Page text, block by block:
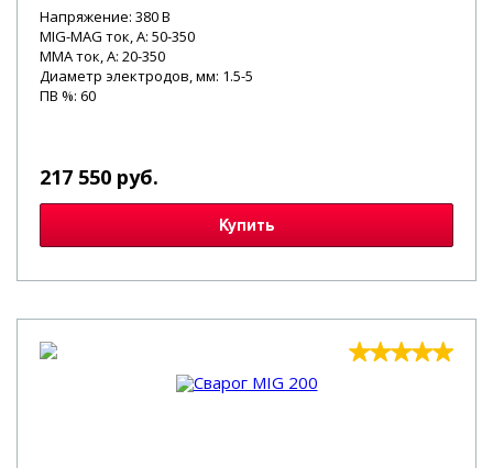
Напряжение: 380 В
MIG-MAG ток, А: 50-350
MMA ток, А: 20-350
Диаметр электродов, мм: 1.5-5
ПВ %: 60
217 550 руб.
Купить